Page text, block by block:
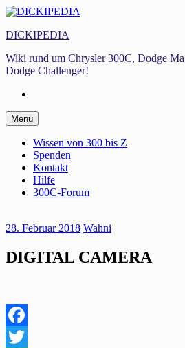
Zum
springen
DICKIPEDIA
Wiki rund um Chrysler 300C, Dodge
Dodge Challenger!
Menü Zum
Inhalt
springen
Wissen von 300 bis Z
Spenden
Kontakt
Hilfe
300C-Forum
28. Februar 2018 Wahni
DIGITAL CAMERA
Facebook